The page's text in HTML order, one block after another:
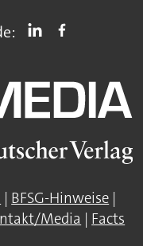
| BFSG-Hinweise |
Media | Facts